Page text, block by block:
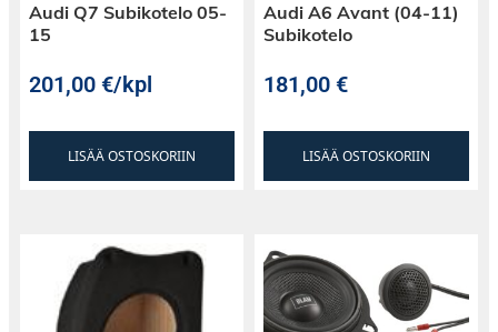
Audi Q7 Subikotelo 05-
15
201,00€/kpl
LISÄÄ OSTOSKORIIN
Audi A6 Avant (04-11)
Subikotelo
181,00€
LISÄÄ OSTOSKORIIN